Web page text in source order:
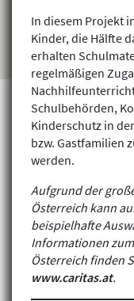
In diesem Projekt
Kinder, die Hälfte
erhalten
regelmäßigen
Schulbehörden,
Kinderschutz in
bzw. Gastfamilien
werden.
Aufgrund der
Österreich kann
beispielhafte
Informationen
Österreich finden
www.caritas.at.